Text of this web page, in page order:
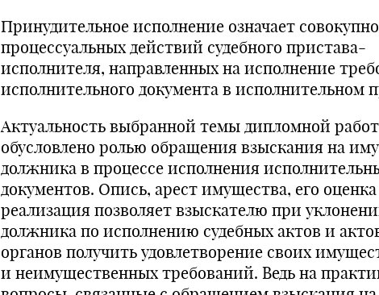
Принудительное исполнение означает
процессуальных действий судебного пристава-
исполнителя, направленных на исполнение
исполнительного документа в исполнительном
Актуальность выбранной темы дипломной
обусловлено ролью обращения взыскания на
должника в процессе исполнения
документов. Опись, арест имущества, его оценка
реализация позволяет взыскателю при
должника по исполнению судебных актов и
органов получить удовлетворение своих
и неимущественных требований. Ведь на